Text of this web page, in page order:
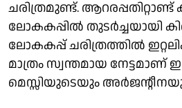
ചരിത്രമുണ്ട്. ആറരപ്പതിറ്റാണ്ട്
ലോകകപ്പിൽ തുടർച്ചയായി
ലോകകപ്പ് ചരിത്രത്തിൽ
മാത്രം സ്വന്തമായ
മെസ്സിയുടെയും